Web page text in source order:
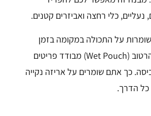
נעליים, כלי רחצה ואביזרים קטנים.
על התכולה במקומה בזמן
התנועה, והכיס הרטוב (Wet Pouch) מבודד פריטים
כך אתם שומרים על אריזה נקייה
הדרך.